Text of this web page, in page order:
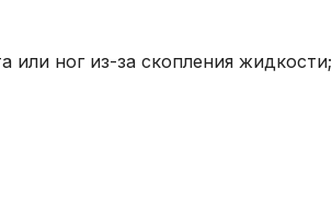
или ног из-за скопления жидкости;